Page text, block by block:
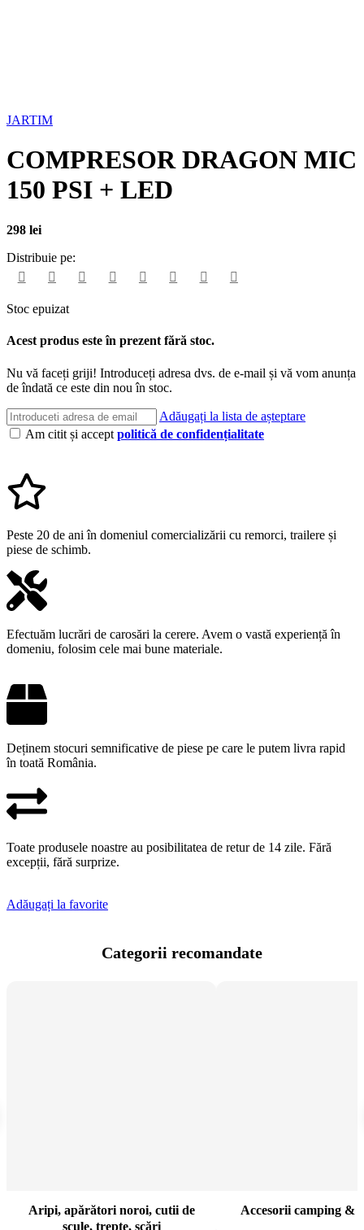
JARTIM
COMPRESOR DRAGON MIC
150 PSI + LED
298 lei
Distribuie pe:
Stoc epuizat
Acest produs este în prezent fără stoc.
Nu vă faceți griji! Introduceți adresa dvs. de e-mail și vă vom anunța
de îndată ce este din nou în stoc.
Adăugați la lista de așteptare
Am citit și accept politică de confidențialitate
Peste 20 de ani în domeniul comercializării cu remorci, trailere și
piese de schimb.
Efectuăm lucrări de carosări la cerere. Avem o vastă experiență în
domeniu, folosim cele mai bune materiale.
Deținem stocuri semnificative de piese pe care le putem livra rapid
în toată România.
Toate produsele noastre au posibilitatea de retur de 14 zile. Fără
excepții, fără surprize.
Adăugați la favorite
Categorii recomandate
Aripi, apărători noroi, cutii de
scule, trepte, scări
Accesorii camping &